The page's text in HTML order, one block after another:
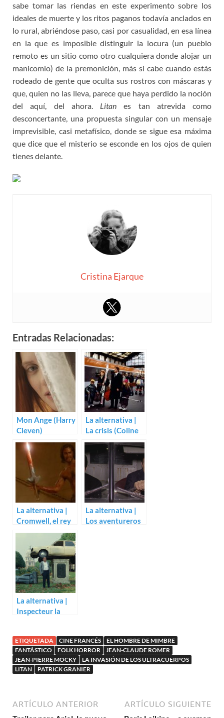
sabe tomar las riendas en este experimento sobre los
ideales de muerte y los ritos paganos todavía anclados en
lo rural, abriéndose paso, casi por casualidad, en esa línea
en la que es imposible distinguir la locura (un pueblo
remoto es un sitio como otro cualquiera donde alojar un
manicomio) de la premonición, más si cabe cuando estás
rodeado de gente que oculta sus rostros con máscaras y
que, quien no las lleva, parece que haya perdido la noción
del aquí, del ahora. Litan es tan atrevida como
desconcertante, una propuesta singular con un mensaje
imprevisible, casi metafísico, donde se sigue esa máxima
que dice que el misterio se esconde en los ojos de quien
tienes delante.
Cristina Ejarque
Entradas Relacionadas:
Mon Ange (Harry
Cleven)
La alternativa |
La crisis (Coline
Serreau)
La alternativa |
Cromwell, el rey
de los bárbaros
(Albert Pyun)
La alternativa |
Los aventureros
La alternativa |
Inspecteur la
ETIQUETADA CINE FRANCÉS
EL HOMBRE DE MIMBRE
FANTÁSTICO
FOLK HORROR
JEAN-CLAUDE ROMER
JEAN-PIERRE MOCKY
LA INVASIÓN DE LOS ULTRACUERPOS
LITAN
PATRICK GRANIER
ARTÍCULO ANTERIOR ARTÍCULO SIGUIENTE